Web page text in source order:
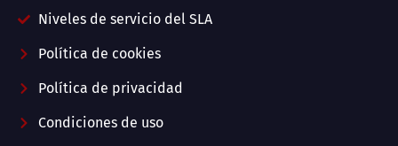
Niveles de servicio del SLA
Política de cookies
Política de privacidad
Condiciones de uso